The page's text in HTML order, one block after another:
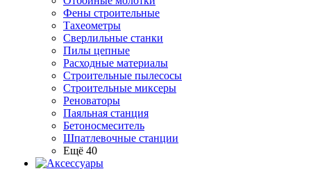
Фены строительные
Тахеометры
Сверлильные станки
Пилы цепные
Расходные материалы
Строительные пылесосы
Строительные миксеры
Реноваторы
Паяльная станция
Бетоносмеситель
Шпатлевочные станции
Ещё 40